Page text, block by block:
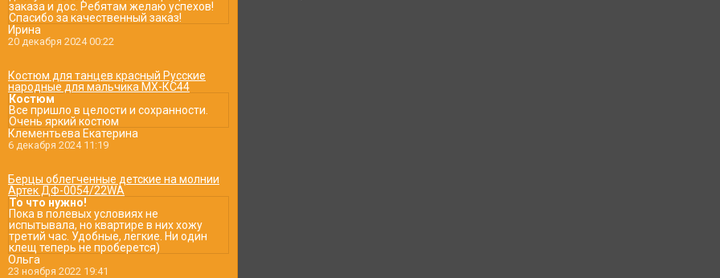
заказа и дос. Ребятам желаю успехов!
Спасибо за качественный заказ!
Ирина
20 декабря 2024 00:22
Костюм для танцев красный Русские
народные для мальчика МХ-КС44
Костюм
Все пришло в целости и сохранности.
Очень яркий костюм
Клементьева Екатерина
6 декабря 2024 11:19
Берцы облегченные детские на молнии
Артек ДФ-0054/22WA
То что нужно!
Пока в полевых условиях не
испытывала, но квартире в них хожу
третий час. Удобные, легкие. Ни один
клещ теперь не проберется)
Ольга
23 ноября 2022 19:41